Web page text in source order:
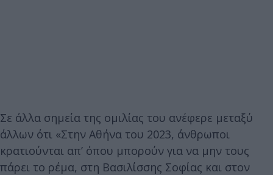
Σε άλλα σημεία της ομιλίας του ανέφερε μεταξύ
άλλων ότι «Στην Αθήνα του 2023, άνθρωποι
κρατιούνται απ’ όπου μπορούν για να μην τους
πάρει το ρέμα, στη Βασιλίσσης Σοφίας και στον